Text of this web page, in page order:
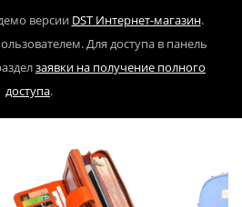
версии DST Интернет-магазин.
Для доступа в панель
заявки на получение полного
доступа.